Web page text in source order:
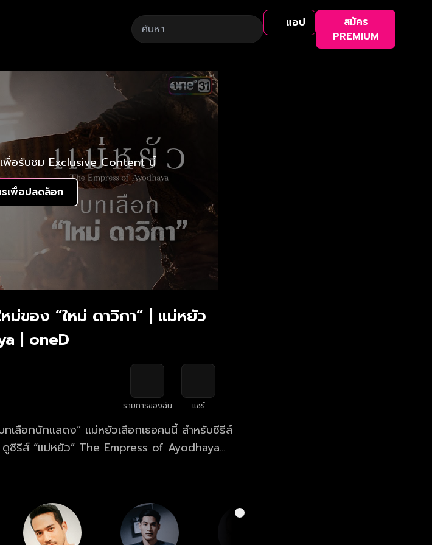
แอป
สมัคร
PREMIUM
เพื่อรับชม Exclusive Content นี้
เพื่อปลดล็อก
ม่ของ “ใหม่ ดาวิกา” | แม่หยัว
| oneD
รายการของฉัน แชร์
ลือกนักแสดง” แม่หยัวเลือกเธอคนนี้ สำหรับซีรีส์
และเว็บไซต์ oneD.net